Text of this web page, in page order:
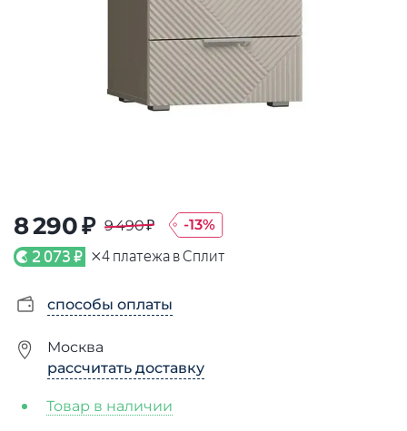
8 290 ₽ 9 490 ₽ -13%
2 073 ₽ ×4 платежа в Сплит
способы оплаты
Москва
рассчитать доставку
Товар в наличии